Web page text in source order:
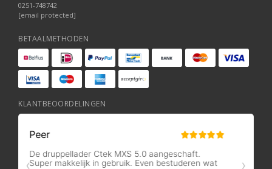
0251-748742
[email protected]
BETAALMETHODEN
KLANTBEOORDELINGEN